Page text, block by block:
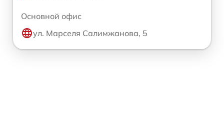
Основной офис
ул. Марселя Салимжанова, 5